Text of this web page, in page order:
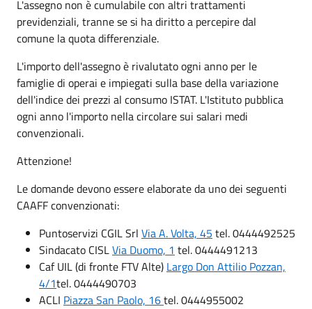
L'assegno non è cumulabile con altri trattamenti
previdenziali, tranne se si ha diritto a percepire dal
comune la quota differenziale.
L'importo dell'assegno è rivalutato ogni anno per le
famiglie di operai e impiegati sulla base della variazione
dell'indice dei prezzi al consumo ISTAT. L'Istituto pubblica
ogni anno l'importo nella circolare sui salari medi
convenzionali.
Attenzione!
Le domande devono essere elaborate da uno dei seguenti
CAAFF convenzionati:
Puntoservizi CGIL Srl Via A. Volta, 45 tel. 0444492525
Sindacato CISLVia Duomo, 1 tel. 0444491213
Caf UIL (di fronte FTV Alte) Largo Don Attilio Pozzan,
4/1tel. 0444490703
ACLI Piazza San Paolo, 16tel. 0444955002